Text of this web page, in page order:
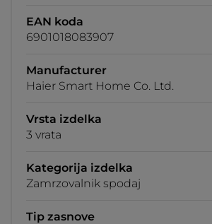
EAN koda
6901018083907
Manufacturer
Haier Smart Home Co. Ltd.
Vrsta izdelka
3 vrata
Kategorija izdelka
Zamrzovalnik spodaj
Tip zasnove